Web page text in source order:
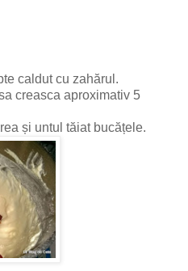
caldut cu zahărul.
creasca aproximativ 5
și untul tăiat bucățele.